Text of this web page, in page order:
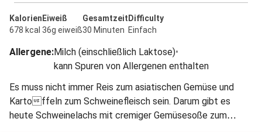
Kalorien
678 kcal
Eiweiß
36g eiweiß
Gesamtzeit
30 Minuten
Difficulty
Einfach
Allergene:Milch (einschließlich Laktose)•
kann Spuren von Allergenen enthalten
Es muss nicht immer Reis zum asiatischen Gemüse und
Kartoffeln zum Schweinefleisch sein. Darum gibt es
heute Schweinelachs mit cremiger Gemüsesoße zum
Basmatireis, um das Multi-Kulti-Feeling auch in Deine